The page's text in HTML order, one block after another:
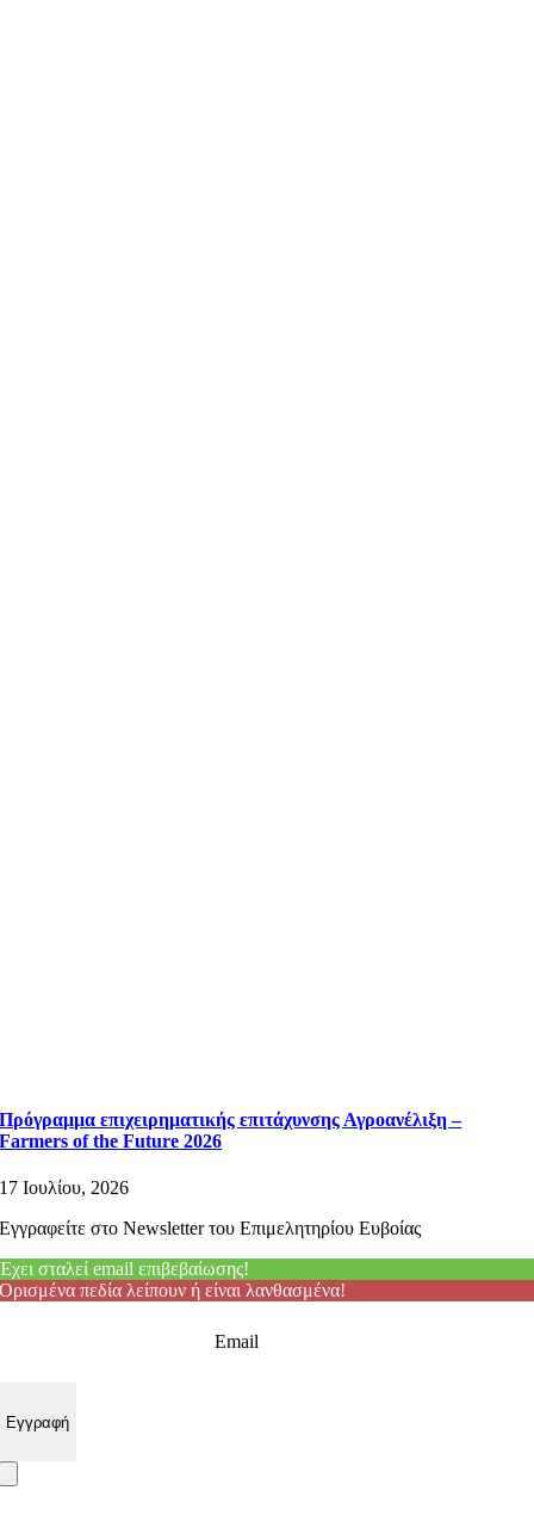
Πρόγραμμα επιχειρηματικής επιτάχυνσης Αγροανέλιξη –
Farmers of the Future 2026
17 Ιουλίου, 2026
Εγγραφείτε στο Newsletter του Επιμελητηρίου Ευβοίας
Έχει σταλεί email επιβεβαίωσης!
Ορισμένα πεδία λείπουν ή είναι λανθασμένα!
Email